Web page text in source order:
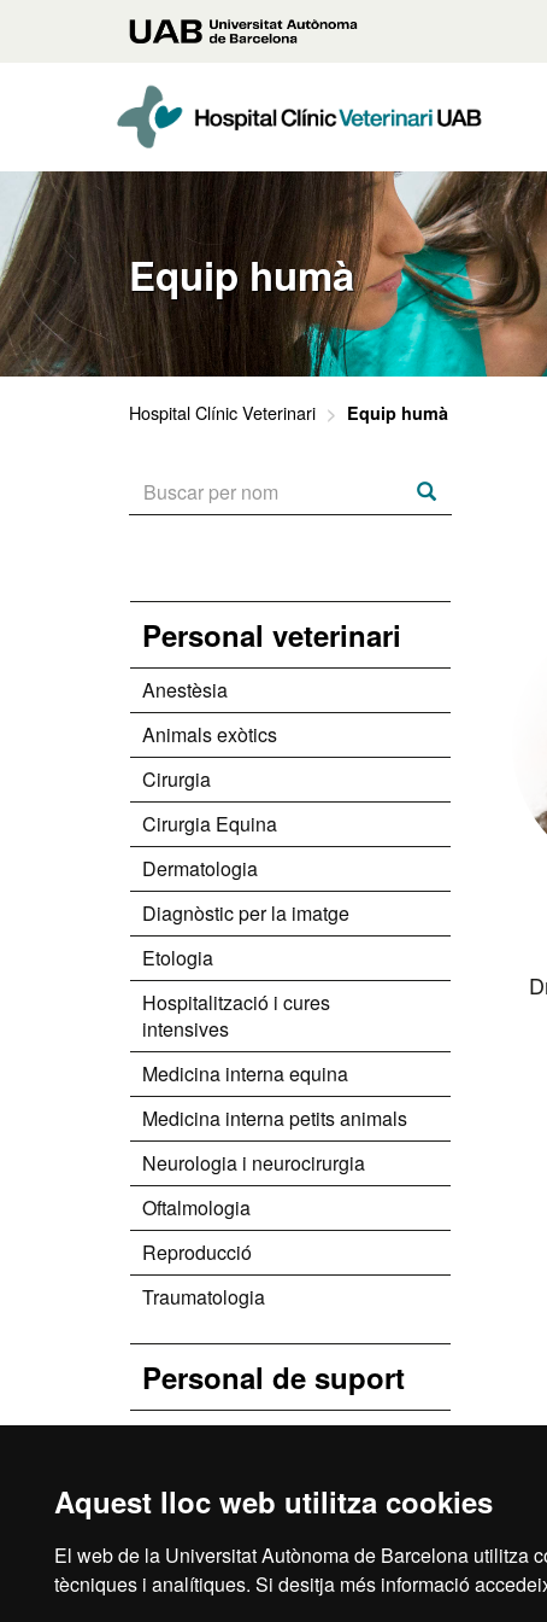
Aquest lloc web utilitza cookies
El web de la Universitat Autònoma de Barcelona utilitza
tècniques i analítiques. Si desitja més informació
Universitat
de
Barcelona
Equip humà
Hospital Clínic Veterinari Equip humà
Buscar
Vés
Personal veterinari
Anestèsia
Animals exòtics
Cirurgia
Cirurgia Equina
Dermatologia
Diagnòstic per la imatge
Etologia
Hospitalització i cures
intensives
Medicina interna equina
Medicina interna petits animals
Neurologia i neurocirurgia
Oftalmologia
Reproducció
Traumatologia
Personal de suport
Direcció i administració
Auxiliars